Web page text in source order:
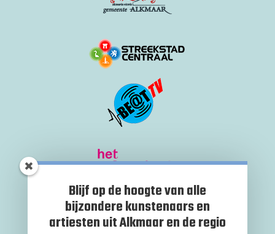
Blijf op de hoogte van alle
bijzondere kunstenaars en
artiesten uit Alkmaar en de regio